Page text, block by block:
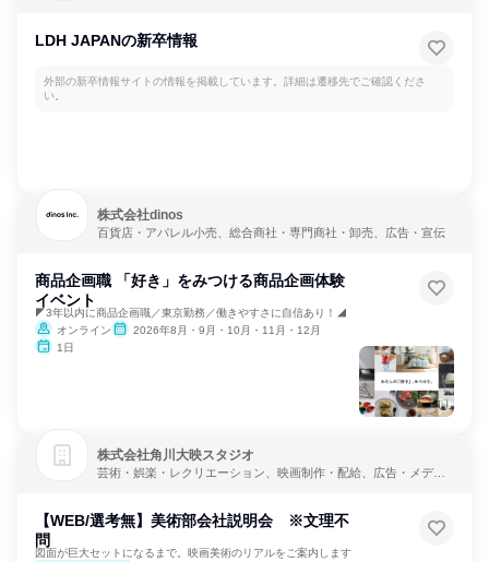
LDH JAPANの新卒情報
外部の新卒情報サイトの情報を掲載しています。詳細は遷移先でご確認くださ
い。
株式会社dinos
百貨店・アパレル小売、総合商社・専門商社・卸売、広告・宣伝
商品企画職 「好き」をみつける商品企画体験
イベント
◤3年以内に商品企画職／東京勤務／働きやすさに自信あり！◢
オンライン
2026年8月・9月・10月・11月・12月
1日
株式会社角川大映スタジオ
芸術・娯楽・レクリエーション、映画制作・配給、広告・メディ
【WEB/選考無】美術部会社説明会 ※文理不
問
図面が巨大セットになるまで。映画美術のリアルをご案内します